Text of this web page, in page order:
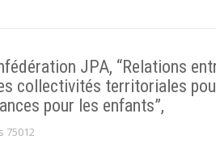
JPA, “Relations
collectivités territoriales
pour les enfants”,
75012